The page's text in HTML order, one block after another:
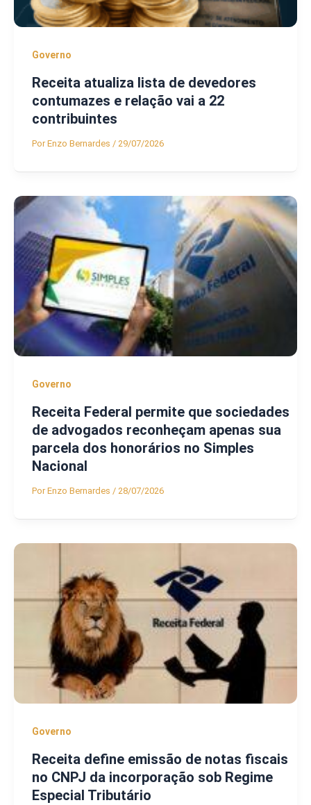
Governo
Receita atualiza lista de devedores
contumazes e relação vai a 22
contribuintes
PorEnzo Bernardes / 29/07/2026
Governo
Receita Federal permite que sociedades
de advogados reconheçam apenas sua
parcela dos honorários no Simples
Nacional
PorEnzo Bernardes / 28/07/2026
Governo
Receita define emissão de notas fiscais
no CNPJ da incorporação sob Regime
Especial Tributário